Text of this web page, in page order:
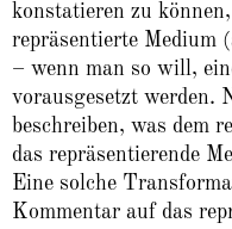
konstatieren zu
repräsentierte Medium
– wenn man so will,
vorausgesetzt werden.
beschreiben, was dem
das repräsentierende
Eine solche
Kommentar auf das